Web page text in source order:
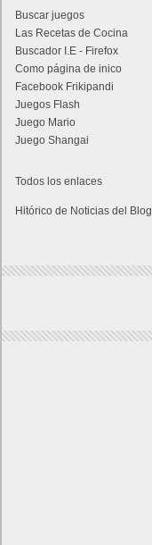
Buscar juegos
Las Recetas de Cocina
Buscador I.E - Firefox
Como página de inico
Facebook Frikipandi
Juegos Flash
Juego Mario
Juego Shangai
Todos los enlaces
Hitórico de Noticias del Blog